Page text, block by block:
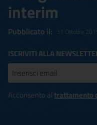
interim
Pubblicato il: 31 Ottobre
ISCRIVITI ALLA
Inserisci la tua mail
Acconsento altrattamento